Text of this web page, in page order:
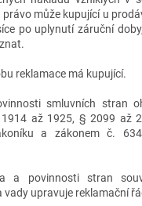
právo může kupující u
po uplynutí záruční
reklamace má kupující.
smluvních stran
až 1925, § 2099 až
a zákonem č.
a povinnosti stran
vady upravuje reklamační